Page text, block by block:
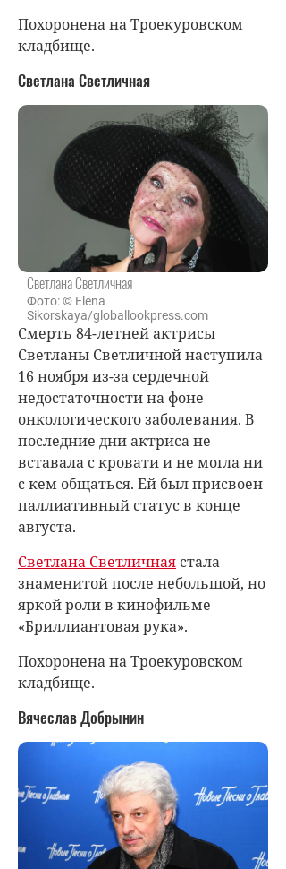
Похоронена на Троекуровском
кладбище.
Светлана Светличная
Светлана Светличная
Фото: © Elena
Sikorskaya/globallookpress.com
Смерть 84-летней актрисы
Светланы Светличной наступила
16 ноября из-за сердечной
недостаточности на фоне
онкологического заболевания. В
последние дни актриса не
вставала с кровати и не могла ни
с кем общаться. Ей был присвоен
паллиативный статус в конце
августа.
Светлана Светличная стала
знаменитой после небольшой, но
яркой роли в кинофильме
«Бриллиантовая рука».
Похоронена на Троекуровском
кладбище.
Вячеслав Добрынин